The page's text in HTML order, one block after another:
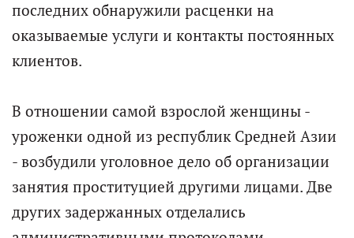
последних обнаружили расценки на
оказываемые услуги и контакты постоянных
клиентов.
В отношении самой взрослой женщины -
уроженки одной из республик Средней Азии
- возбудили уголовное дело об организации
занятия проституцией другими лицами. Две
других задержанных отделались